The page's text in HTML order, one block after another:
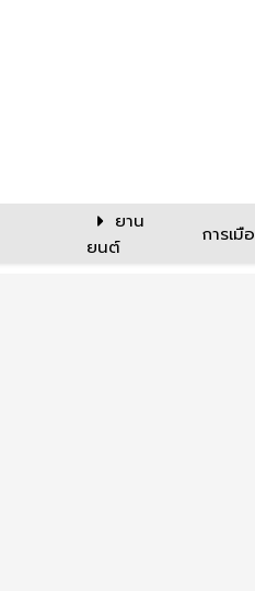
ยาน
ยนต์
การเมื